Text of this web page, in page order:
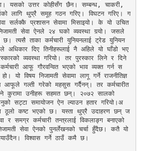
यसको उत्तर कोहीसँग छैन। सम्बन्ध, चाकरी,
लागि थुप्रै समूह गठन गरिए। विघटन गरिए। ग
सर्लक्कै प्रशासन सेवामा मिसाइयो। के यो उचित
सेवा ऐनले २४ घको व्यवस्था गर्‍यो। जसले
छ। त्यसै ताका कर्मचारी युनियनलाई ट्रेड युनियन
अधिकार दिए तिनीहरूलाई नै अहिले यो घाँडो भए
व्यवस्था गरियो। तर पुरस्कार लिने र दिने
आफू गौरवन्वित भएको भाव व्यक्त गर्न स
यो विषय निजामती सेवामा लागू गर्ने राजनीतिज्ञ
आफूले गल्ती गरेको महसुस गर्दैनन्। तर कर्मचारीत
कुरामा उनीहरू सहमत छन्। २०७२ सालको
सट्टा समायोजन ऐन ल्याउन हतार गरियो।अ
ठूलो कष्ट भएको छ। यस्ता थुप्रै उदाहरण छन् ज
र समग्र कर्मचारी तन्त्रलाई विकलाङ्ग बनाएको
सेवा ऐनको पुनर्लेखनको चर्चा हुँदैछ। कतै यो
विश्वास गर्ने ठाउँ कमै छ।